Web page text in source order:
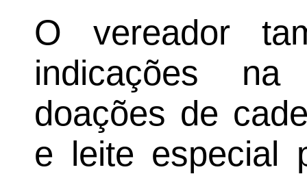
O vereador
indicações
doações de
e leite especial